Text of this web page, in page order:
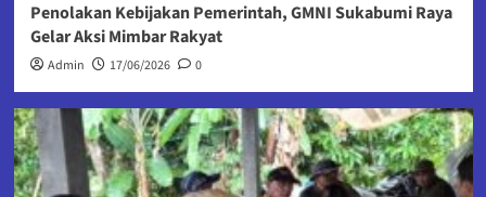
Penolakan Kebijakan Pemerintah, GMNI Sukabumi Raya
Gelar Aksi Mimbar Rakyat
Admin 17/06/2026 0